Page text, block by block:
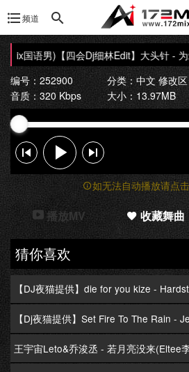
频道
国语男)【四会Dj细林Edit】大头针 - 为
编号：252900
分类：中文 修改区
音质：320 Kbps
大小：13.97MB
如无法自动播放请点
播放MV 收藏舞曲
猜你喜欢
【DJ夜猫提供】die for you kize -
【Dj夜猫提供】Set Fire To The Rain -